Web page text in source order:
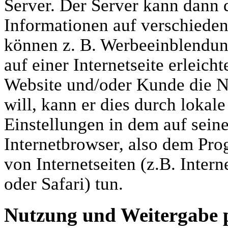
Server. Der Server kann
Informationen auf
können z. B.
auf einer Internetseite
Website und/oder Kunde die
will, kann er dies durch
Einstellungen in dem auf
Internetbrowser, also dem
von Internetseiten (z.B.
oder Safari) tun.
Nutzung und Weitergabe